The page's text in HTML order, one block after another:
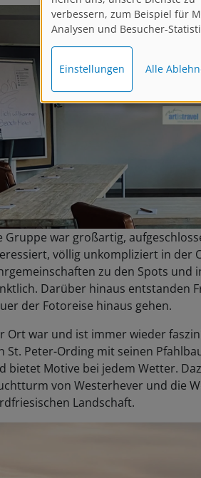
Gruppe war großartig,
völlig unkompliziert in der
zu den Spots und
Darüber hinaus entstanden
der Fotoreise hinaus gehen.
St. Peter-Ording mit seinen
bietet Motive bei jedem Wetter.
von Westerhever und die
Landschaft.
Analysen und Besucher-